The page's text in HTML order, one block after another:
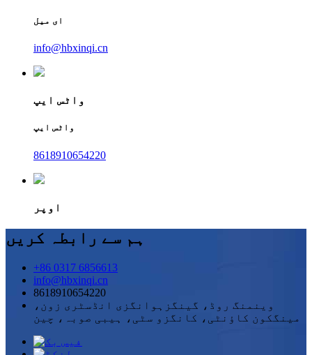
ای میل
info@hbxinqi.cn
واٹس ایپ
واٹس ایپ
8618910654220
اوپر
ہم سے رابطہ کریں
+86 0317 6856613
info@hbxinqi.cn
8618910654220
وینمنگ روڈ، گینگزہوانگزی انڈسٹری زون،
مینگکون کاؤنٹی، کانگزو سٹی، ہیبی صوبہ، چین